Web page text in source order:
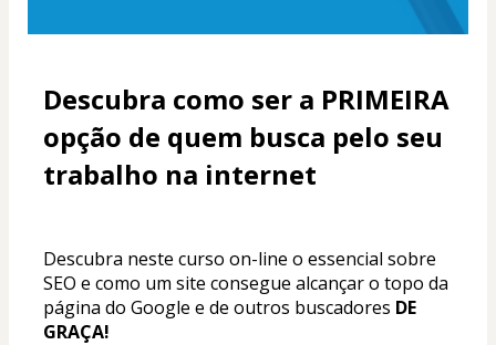
Descubra como ser a PRIMEIRA
opção de quem busca pelo seu
trabalho na internet
Descubra neste curso on-line o essencial sobre
SEO e como um site consegue alcançar o topo da
página do Google e de outros buscadores DE
GRAÇA!